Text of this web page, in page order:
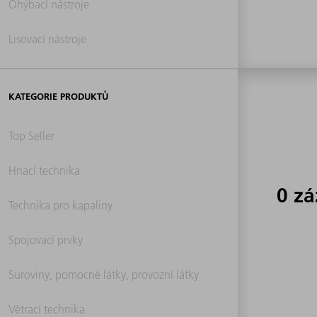
Ohýbací nástroje
Lisovací nástroje
KATEGORIE PRODUKTŮ
Top Seller
Hnací technika
Technika pro kapaliny
Spojovací prvky
Suroviny, pomocné látky, provozní látky
Větrací technika
0